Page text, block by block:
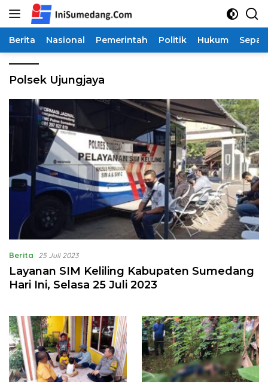
Langsung
Berita Nasional Pemerintah Politik Hukum
Polsek Ujungjaya
Berita 25 Juli 2023
Layanan SIM Keliling Kabupaten Sumedang
Hari Ini, Selasa 25 Juli 2023